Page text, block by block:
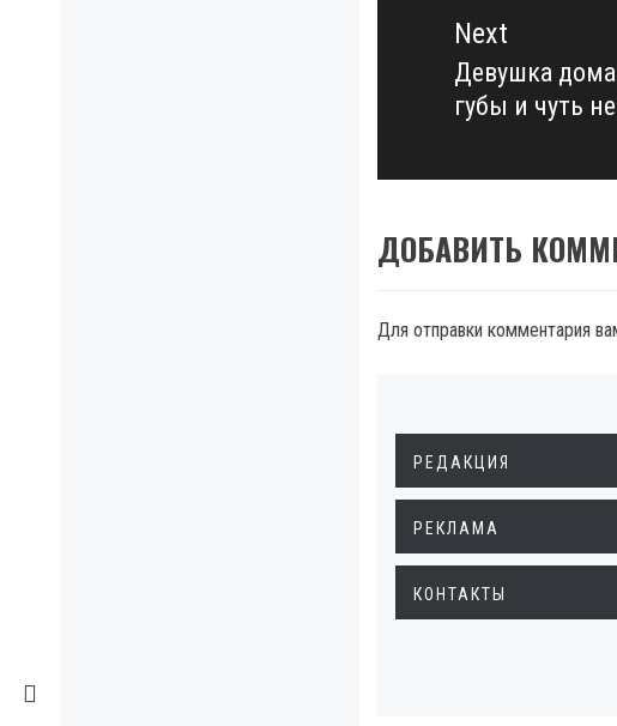
Next
Next
post:
Девушка дома
губы и чуть
ДОБАВИТЬ
Для отправки комментария
РЕДАКЦИЯ
РЕКЛАМА
КОНТАКТЫ